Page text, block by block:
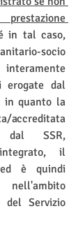
in tal caso,
socio
erogate dal
in quanto la
dal SSR,
il
ed è quindi
del Servizio